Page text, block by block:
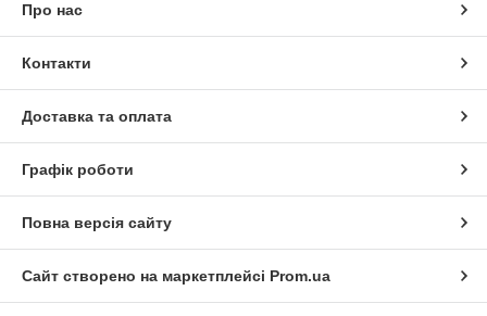
Про нас
Контакти
Доставка та оплата
Графік роботи
Повна версія сайту
Сайт створено на маркетплейсі Prom.ua